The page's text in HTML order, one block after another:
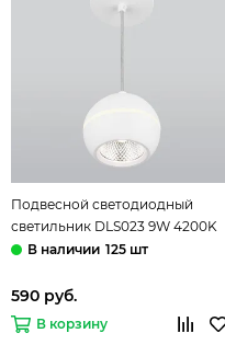
Подвесной светодиодный
светильник DLS023 9W 4200K
белый Elektrostandard
125 шт
590 руб.
В корзину